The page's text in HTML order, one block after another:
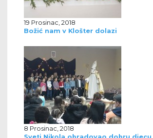
19 Prosinac, 2018
Božić nam v Klošter dolazi
8 Prosinac, 2018